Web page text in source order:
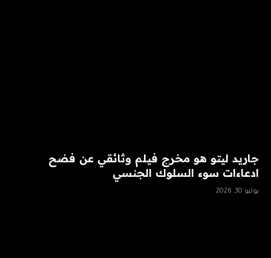
جاريد ليتو هو مخرج فيلم وثائقي عن فضح
ادعاءات سوء السلوك الجنسي
يوليو 30, 2026